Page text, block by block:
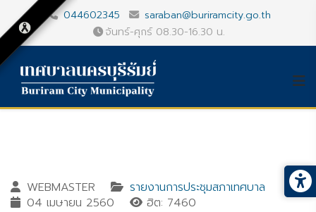
044602345
saraban@buriramcity.go.th
จันทร์-ศุกร์ 08.30-16.30 น.
WEBMASTER
รายงานการประชุมสภาเทศบาล
04 เมษายน 2560
ฮิต: 7460